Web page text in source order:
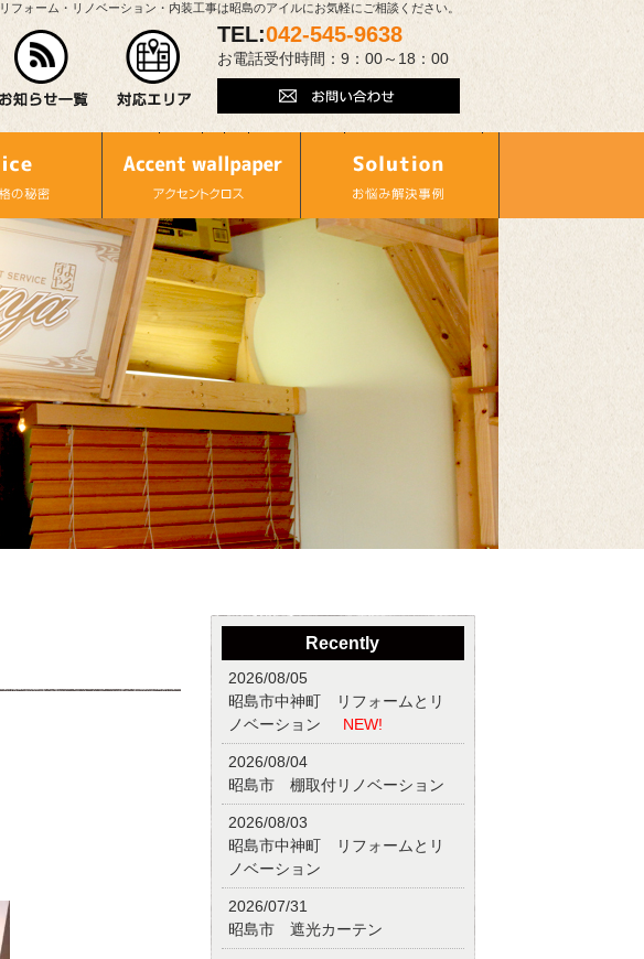
リフォーム・リノベーション・内装工事は昭島のアイルにお気軽にご相談ください。
TEL:042-545-9638
お電話受付時間：9：00～18：00
Recently
2026/08/05
昭島市中神町 リフォームとリ
ノベーション
NEW!
2026/08/04
昭島市 棚取付リノベーション
2026/08/03
昭島市中神町 リフォームとリ
ノベーション
2026/07/31
昭島市 遮光カーテン